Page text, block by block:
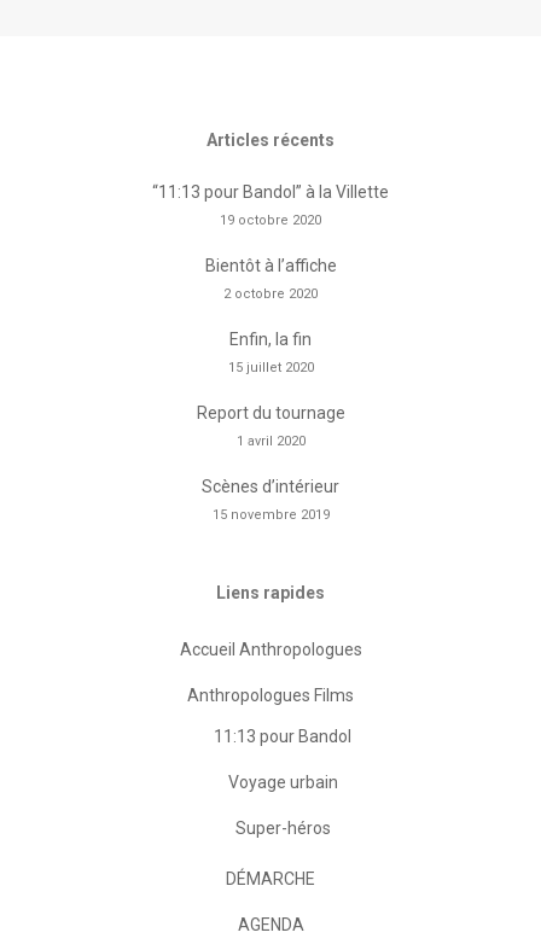
Articles récents
“11:13 pour Bandol” à la Villette
19 octobre 2020
Bientôt à l’affiche
2 octobre 2020
Enfin, la fin
15 juillet 2020
Report du tournage
1 avril 2020
Scènes d’intérieur
15 novembre 2019
Liens rapides
Accueil Anthropologues
Anthropologues Films
11:13 pour Bandol
Voyage urbain
Super-héros
DÉMARCHE
AGENDA